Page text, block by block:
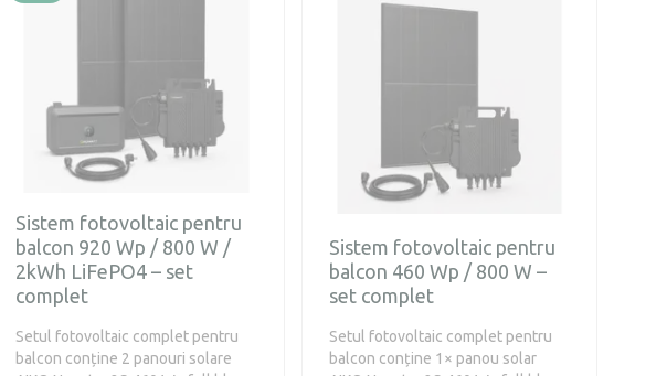
Sistem fotovoltaic pentru
balcon 920 Wp / 800 W /
2kWh LiFePO4 – set
complet
Setul fotovoltaic complet pentru
balcon conține 2 panouri solare
Sistem fotovoltaic pentru
balcon 460 Wp / 800 W –
set complet
Setul fotovoltaic complet pentru
balcon conține 1× panou solar